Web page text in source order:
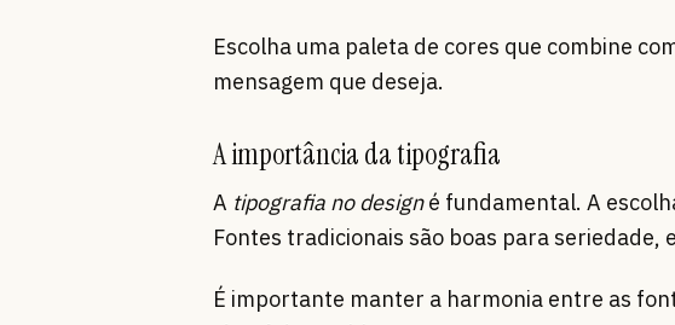
Escolha uma paleta de cores que combine
mensagem que deseja.
A importância da tipografia
A tipografia no designé fundamental. A
Fontes tradicionais são boas para
É importante manter a harmonia entre as